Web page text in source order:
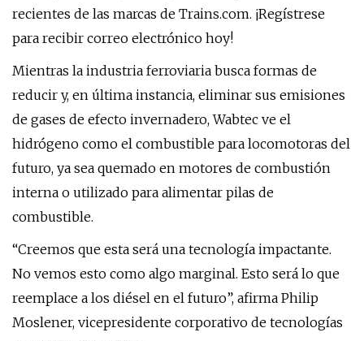
recientes de las marcas de Trains.com. ¡Regístrese
para recibir correo electrónico hoy!
Mientras la industria ferroviaria busca formas de
reducir y, en última instancia, eliminar sus emisiones
de gases de efecto invernadero, Wabtec ve el
hidrógeno como el combustible para locomotoras del
futuro, ya sea quemado en motores de combustión
interna o utilizado para alimentar pilas de
combustible.
“Creemos que esta será una tecnología impactante.
No vemos esto como algo marginal. Esto será lo que
reemplace a los diésel en el futuro”, afirma Philip
Moslener, vicepresidente corporativo de tecnologías